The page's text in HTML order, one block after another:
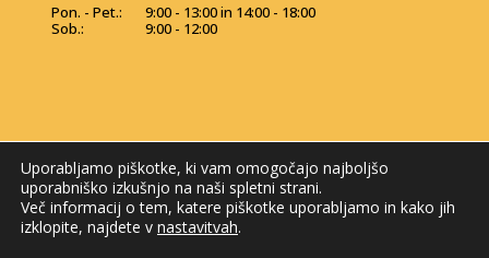
Pon. - Pet.:
Sob.:
9:00 - 13:00 in 14:00 - 18:00
9:00 - 12:00
Uporabljamo piškotke, ki vam omogočajo najboljšo
uporabniško izkušnjo na naši spletni strani.
Več informacij o tem, katere piškotke uporabljamo in kako jih
izklopite, najdete v nastavitvah.